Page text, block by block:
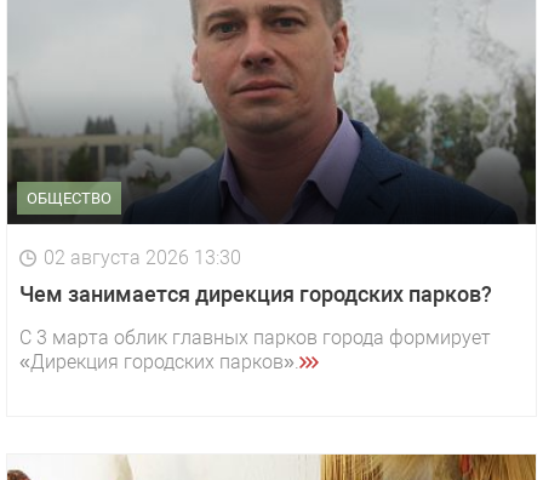
ОБЩЕСТВО
02 августа 2026 13:30
Чем занимается дирекция городских парков?
С 3 марта облик главных парков города формирует
«Дирекция городских парков».